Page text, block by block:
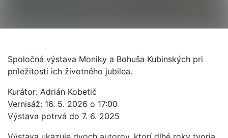
Spoločná výstava Moniky a Bohuša Kubinských pri
príležitosti ich životného jubilea.
Kurátor: Adrián Kobetič
Vernisáž: 16. 5. 2026 o 17:00
Výstava potrvá do 7. 6. 2025